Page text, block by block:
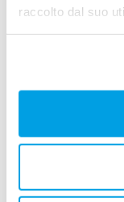
raccolto dal suo
consapevoli e
quindi alcuni
Ignorare
Le